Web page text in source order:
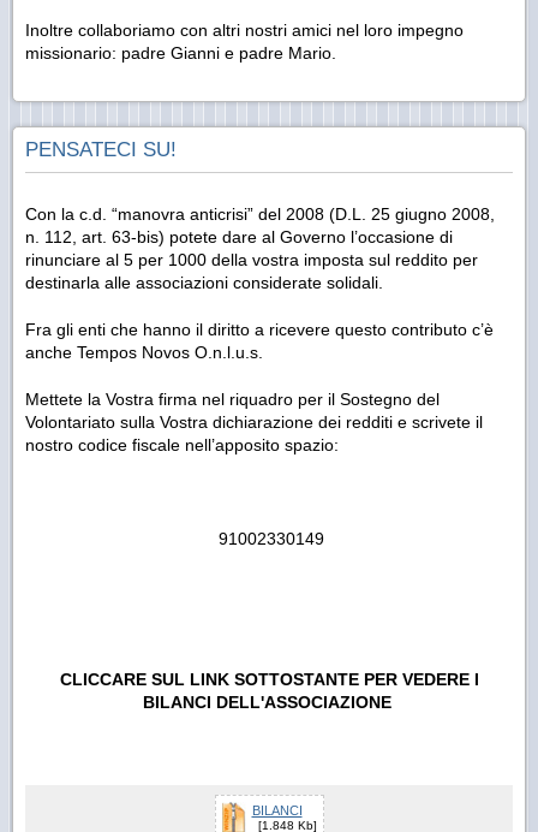
Inoltre collaboriamo con altri nostri amici nel loro impegno
missionario: padre Gianni e padre Mario.
PENSATECI SU!
Con la c.d. “manovra anticrisi” del 2008 (D.L. 25 giugno 2008,
n. 112, art. 63-bis) potete dare al Governo l’occasione di
rinunciare al 5 per 1000 della vostra imposta sul reddito per
destinarla alle associazioni considerate solidali.
Fra gli enti che hanno il diritto a ricevere questo contributo c’è
anche Tempos Novos O.n.l.u.s.
Mettete la Vostra firma nel riquadro per il Sostegno del
Volontariato sulla Vostra dichiarazione dei redditi e scrivete il
nostro codice fiscale nell’apposito spazio:
91002330149
CLICCARE SUL LINK SOTTOSTANTE PER VEDERE I
BILANCI DELL'ASSOCIAZIONE
BILANCI
[1.848 Kb]